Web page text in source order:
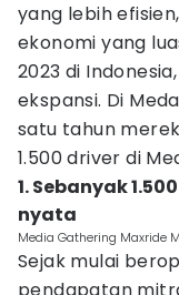
yang lebih
ekonomi yang
2023 di
ekspansi. Di
satu tahun
1.500 driver di
1. Sebanyak
nyata
Media Gathering Maxride
Sejak mulai